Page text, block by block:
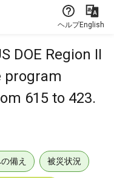
ヘルプEnglish
DOE Region II
program
615 to 423.
備え 被災状況